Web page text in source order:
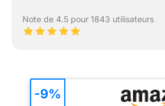
Note de 4.5 pour 1843 utilisateurs
-9%